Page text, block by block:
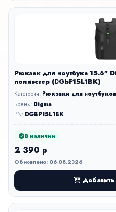
Рюкзак для ноутбука 15.6"
полиэстер (DGbP15L1BK)
Категория: Рюкзаки для ноутбуков
Бренд: Digma
PN: DGBP15L1BK
В наличии
2 390 р
Обновлено: 06.08.2026
Добавить